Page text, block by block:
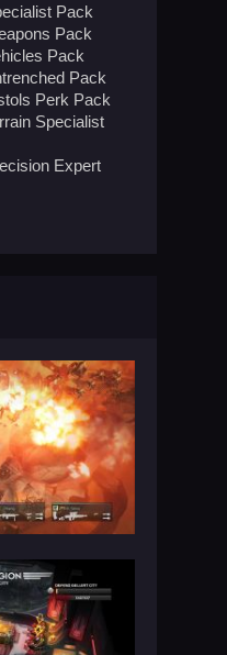
Pack
Pack
Pack
Pack
Perk Pack
Specialist
Expert